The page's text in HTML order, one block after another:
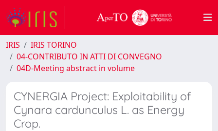
IRIS
IRIS TORINO
04-CONTRIBUTO IN ATTI DI CONVEGNO
04D-Meeting abstract in volume
CYNERGIA Project: Exploitability of
Cynara cardunculus L. as Energy
Crop.